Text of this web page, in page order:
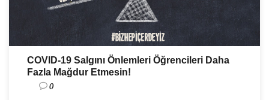
COVID-19 Salgını Önlemleri Öğrencileri Daha
Fazla Mağdur Etmesin!
0